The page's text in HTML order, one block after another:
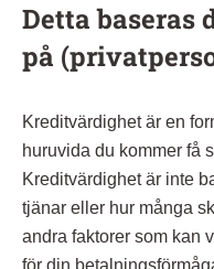
Detta baseras
på
Kreditvärdighet är en
huruvida du kommer få
Kreditvärdighet är inte
tjänar eller hur många
andra faktorer som kan